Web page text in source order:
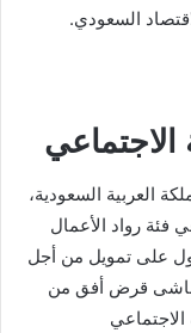
السعودي.
العربية السعودية،
فئة رواد الأعمال
على تمويل من أجل
قرض أفق من